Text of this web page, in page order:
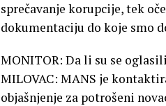
sprečavanje korupcije, tek
dokumentaciju do koje smo
MONITOR: Da li su se
MILOVAC: MANS je
objašnjenje za potrošeni